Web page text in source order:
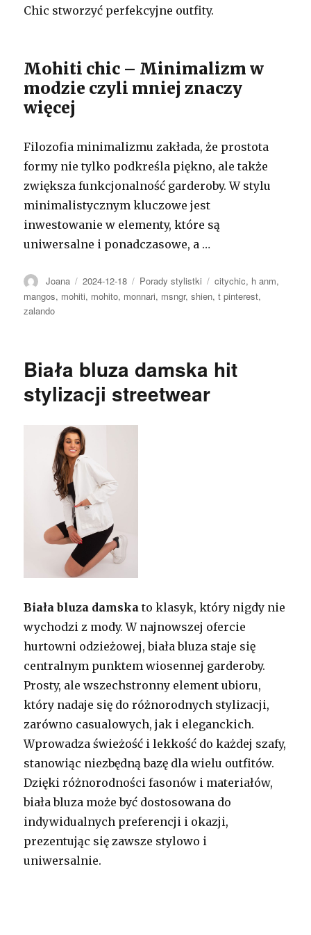
Chic stworzyć perfekcyjne outfity.
Mohiti chic – Minimalizm w
modzie czyli mniej znaczy
więcej
Filozofia minimalizmu zakłada, że prostota
formy nie tylko podkreśla piękno, ale także
zwiększa funkcjonalność garderoby. W stylu
minimalistycznym kluczowe jest
inwestowanie w elementy, które są
uniwersalne i ponadczasowe, a …
Autor
Joana Opublikowano
2024-12-18 Kategorie
Porady stylistki Tagi
citychic, h anm,
mangos, mohiti, mohito, monnari, msngr,shien,t pinterest,
zalando
Biała bluza damska hit
stylizacji streetwear
Biała bluza damska to klasyk, który nigdy nie
wychodzi z mody. W najnowszej ofercie
hurtowni odzieżowej, biała bluza staje się
centralnym punktem wiosennej garderoby.
Prosty, ale wszechstronny element ubioru,
który nadaje się do różnorodnych stylizacji,
zarówno casualowych, jak i eleganckich.
Wprowadza świeżość i lekkość do każdej szafy,
stanowiąc niezbędną bazę dla wielu outfitów.
Dzięki różnorodności fasonów i materiałów,
biała bluza może być dostosowana do
indywidualnych preferencji i okazji,
prezentując się zawsze stylowo i
uniwersalnie.